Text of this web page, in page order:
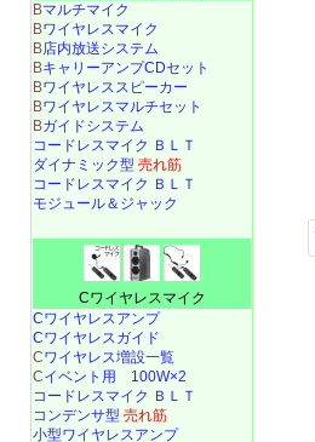
Bマルチマイク
Bワイヤレスマイク
B店内放送システム
BキャリーアンプCDセット
Bワイヤレススピーカー
Bワイヤレスマルチセット
Bガイドシステム
コードレスマイク ＢＬＴ
ダイナミック型 売れ筋
コードレスマイク ＢＬＴ
モジュール＆ジャック
Cワイヤレスマイク
Cワイヤレスアンプ
Cワイヤレスガイド
Cワイヤレス増設一覧
Cイベント用 100W×2
コードレスマイク ＢＬＴ
コンデンサ型 売れ筋
小型ワイヤレスアンプ